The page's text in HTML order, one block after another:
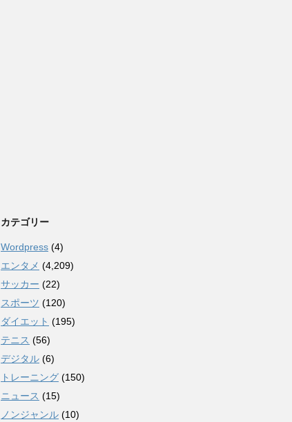
カテゴリー
Wordpress (4)
エンタメ (4,209)
サッカー (22)
スポーツ (120)
ダイエット (195)
テニス (56)
デジタル (6)
トレーニング (150)
ニュース (15)
ノンジャンル (10)